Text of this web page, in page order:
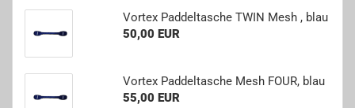
Vor­tex Pad­del­ta­sche TWIN Mesh , blau
50,00 EUR
Vor­tex Pad­del­ta­sche Mesh FOUR, blau
55,00 EUR